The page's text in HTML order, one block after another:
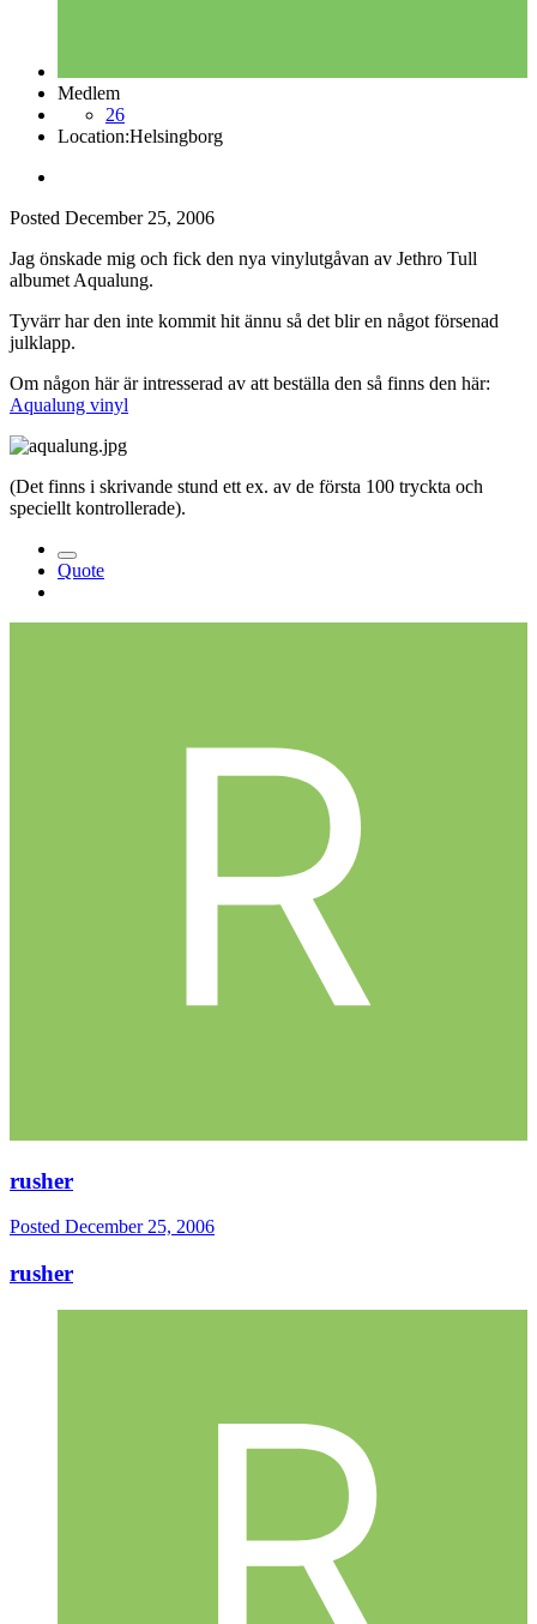
Medlem
26
Location:Helsingborg
Posted December 25, 2006
Jag önskade mig och fick den nya vinylutgåvan av Jethro Tull
albumet Aqualung.
Tyvärr har den inte kommit hit ännu så det blir en något försenad
julklapp.
Om någon här är intresserad av att beställa den så finns den här:
Aqualung vinyl
(Det finns i skrivande stund ett ex. av de första 100 tryckta och
speciellt kontrollerade).
Quote
rusher
Posted December 25, 2006
rusher